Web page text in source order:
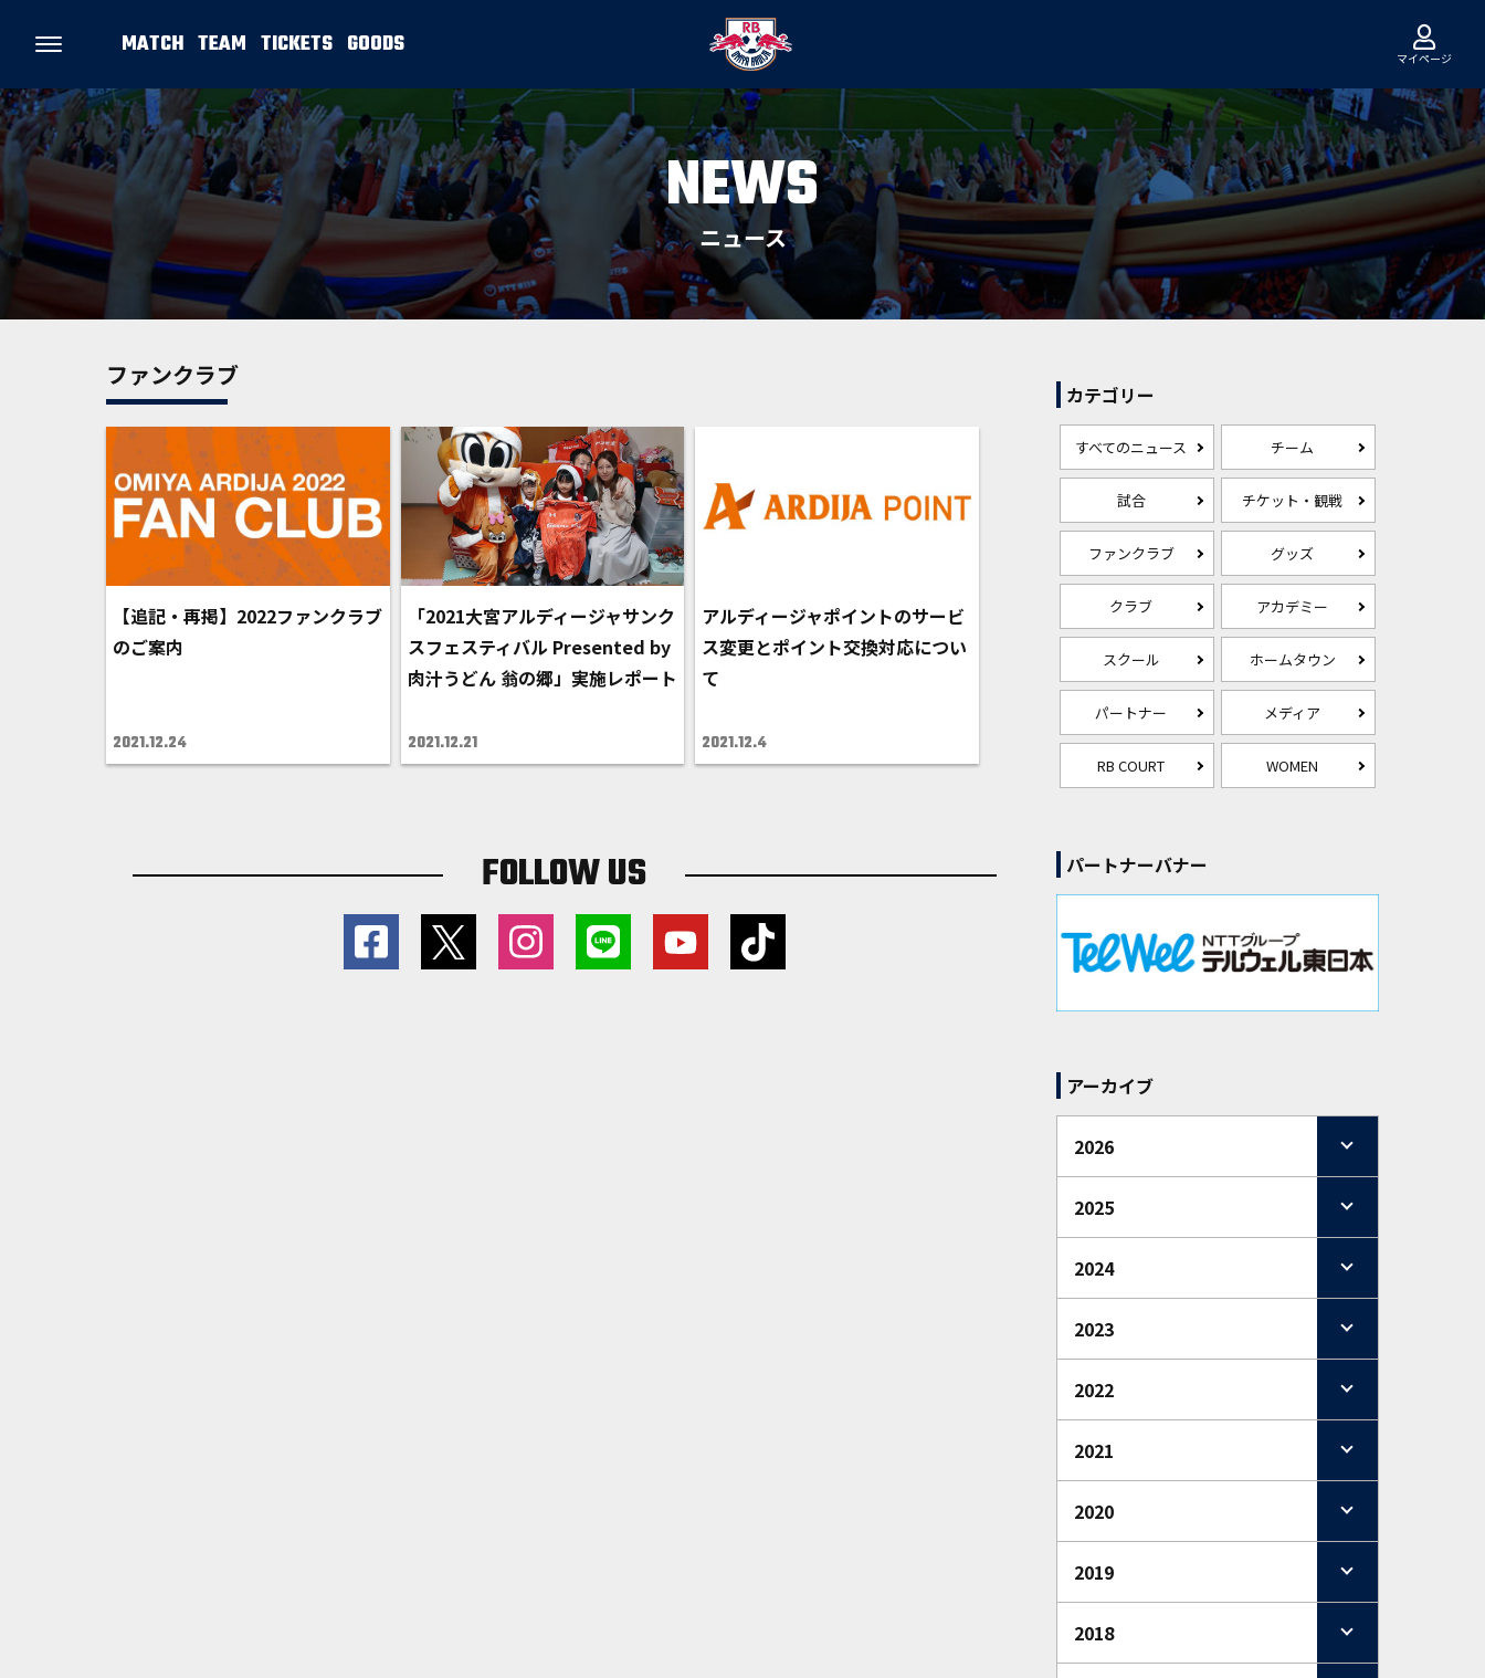
MATCH TEAM TICKETS GOODS マイページ
NEWS
ニュース
ファンクラブ
【追記・再掲】2022ファンクラブ
のご案内
2021.12.24
「2021大宮アルディージャサンク
スフェスティバル Presented by
肉汁うどん 翁の郷」実施レポート
2021.12.21
アルディージャポイントのサービ
ス変更とポイント交換対応につい
て
2021.12.4
FOLLOW US
カテゴリー
すべてのニュース チーム
試合 チケット・観戦
ファンクラブ グッズ
クラブ アカデミー
スクール ホームタウン
パートナー メディア
RB COURT WOMEN
パートナーバナー
アーカイブ
2026
2025
2024
2023
2022
2021
2020
2019
2018